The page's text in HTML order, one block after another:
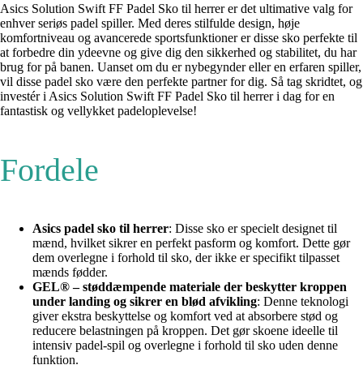
Asics Solution Swift FF Padel Sko til herrer er det ultimative valg for
enhver seriøs padel spiller. Med deres stilfulde design, høje
komfortniveau og avancerede sportsfunktioner er disse sko perfekte til
at forbedre din ydeevne og give dig den sikkerhed og stabilitet, du har
brug for på banen. Uanset om du er nybegynder eller en erfaren spiller,
vil disse padel sko være den perfekte partner for dig. Så tag skridtet, og
investér i Asics Solution Swift FF Padel Sko til herrer i dag for en
fantastisk og vellykket padeloplevelse!
Fordele
Asics padel sko til herrer: Disse sko er specielt designet til
mænd, hvilket sikrer en perfekt pasform og komfort. Dette gør
dem overlegne i forhold til sko, der ikke er specifikt tilpasset
mænds fødder.
GEL® – støddæmpende materiale der beskytter kroppen
under landing og sikrer en blød afvikling: Denne teknologi
giver ekstra beskyttelse og komfort ved at absorbere stød og
reducere belastningen på kroppen. Det gør skoene ideelle til
intensiv padel-spil og overlegne i forhold til sko uden denne
funktion.